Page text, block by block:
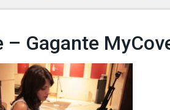
– Gagante